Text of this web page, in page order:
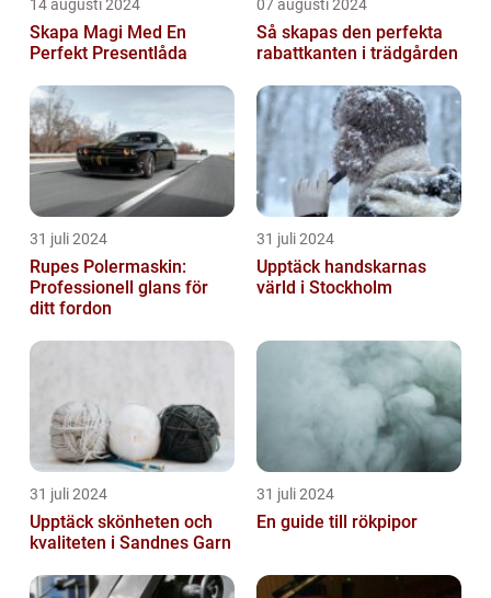
14 augusti 2024
Skapa Magi Med En
Perfekt Presentlåda
07 augusti 2024
Så skapas den perfekta
rabattkanten i trädgården
31 juli 2024
Rupes Polermaskin:
Professionell glans för
ditt fordon
31 juli 2024
Upptäck handskarnas
värld i Stockholm
31 juli 2024
Upptäck skönheten och
kvaliteten i Sandnes Garn
31 juli 2024
En guide till rökpipor